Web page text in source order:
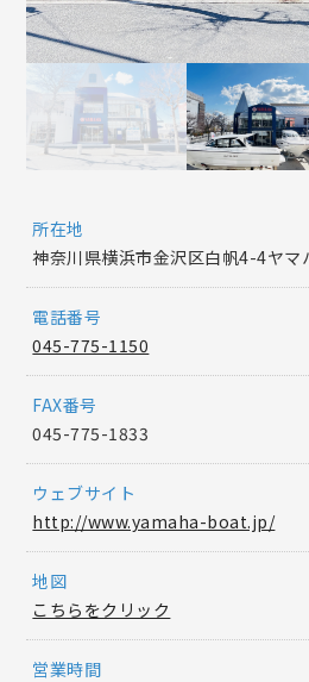
所在地
神奈川県横浜市金沢区白帆4-4ヤマ
電話番号
045-775-1150
FAX番号
045-775-1833
ウェブサイト
http://www.yamaha-boat.jp/
地図
こちらをクリック
営業時間